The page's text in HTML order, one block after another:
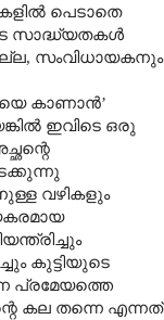
പെടാതെ
സാദ്ധ്യതകൾ
, സംവിധായകനും
കാണാൻ’
ഇവിടെ ഒരു
വഴികളും
കുട്ടിയുടെ
പ്രമേയത്തെ
കല തന്നെ എന്നത്